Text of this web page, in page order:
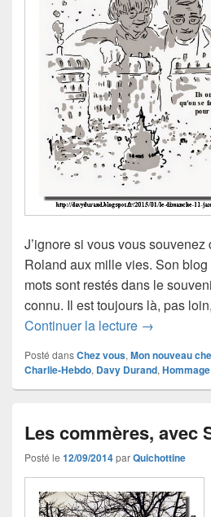
J’ignore si vous vous
Roland aux mille vies. Son
mots sont restés dans le
connu. Il est toujours là, pas
Continuer la lecture La chanson
→
Posté dansChez vous, Mon nouveau
Charlie-Hebdo, Davy Durand, Hommage
Les commères, avec
Posté le 12/09/2014parQuichottine